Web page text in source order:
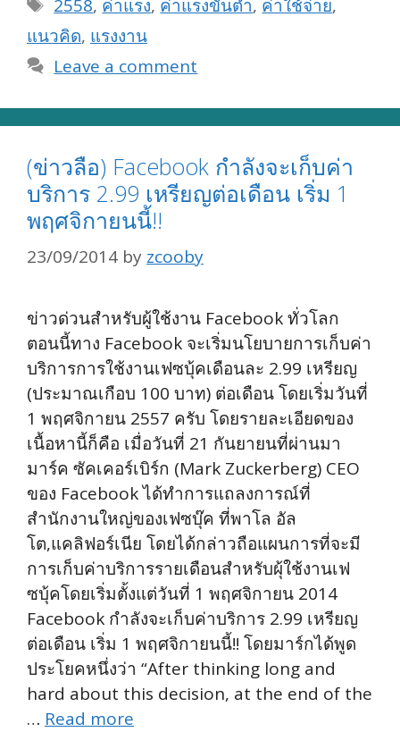
2558, ค่าแรง, ค่าแรงขั้นต่ำ, ค่าใช้จ่าย,
แนวคิด, แรงงาน
Leave a comment
(ข่าวลือ) Facebook กำลังจะเก็บค่า
บริการ 2.99 เหรียญต่อเดือน เริ่ม 1
พฤศจิกายนนี้!!
23/09/2014 by zcooby
ข่าวด่วนสำหรับผู้ใช้งาน Facebook ทั่วโลก
ตอนนี้ทาง Facebook จะเริ่มนโยบายการเก็บค่า
บริการการใช้งานเฟซบุ้คเดือนละ 2.99 เหรียญ
(ประมาณเกือบ 100 บาท) ต่อเดือน โดยเริ่มวันที่
1 พฤศจิกายน 2557 ครับ โดยรายละเอียดของ
เนื้อหานี้ก็คือ เมื่อวันที่ 21 กันยายนที่ผ่านมา
มาร์ค ซัคเคอร์เบิร์ก (Mark Zuckerberg) CEO
ของ Facebook ได้ทำการแถลงการณ์ที่
สำนักงานใหญ่ของเฟซบุ๊ค ที่พาโล อัล
โต,แคลิฟอร์เนีย โดยได้กล่าวถือแผนการที่จะมี
การเก็บค่าบริการรายเดือนสำหรับผุ้ใช้งานเฟ
ซบุ้คโดยเริ่มตั้งแต่วันที่ 1 พฤศจิกายน 2014
Facebook กำลังจะเก็บค่าบริการ 2.99 เหรียญ
ต่อเดือน เริ่ม 1 พฤศจิกายนนี้!! โดยมาร์กได้พูด
ประโยคหนึ่งว่า “After thinking long and
hard about this decision, at the end of the
… Read more